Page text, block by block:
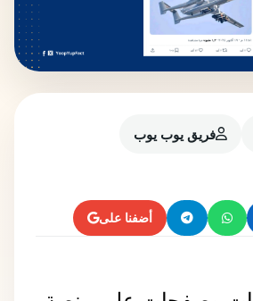
فريق يوب يوب
أضفنا على